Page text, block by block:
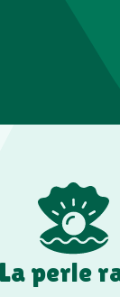
La perle